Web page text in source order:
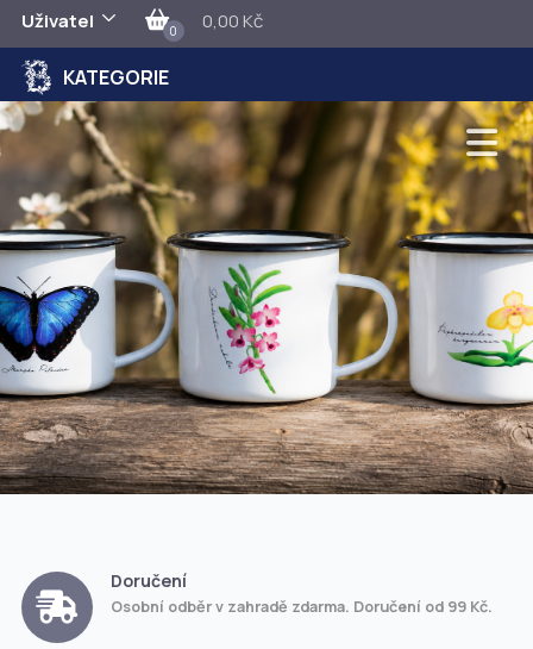
Uživatel 0 0,00 Kč
KATEGORIE
Doručení
Osobní odběr v zahradě zdarma. Doručení od 99 Kč.